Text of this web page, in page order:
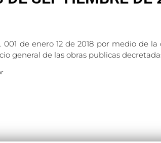
de enero 12 de 2018 por medio de
general de las obras publicas